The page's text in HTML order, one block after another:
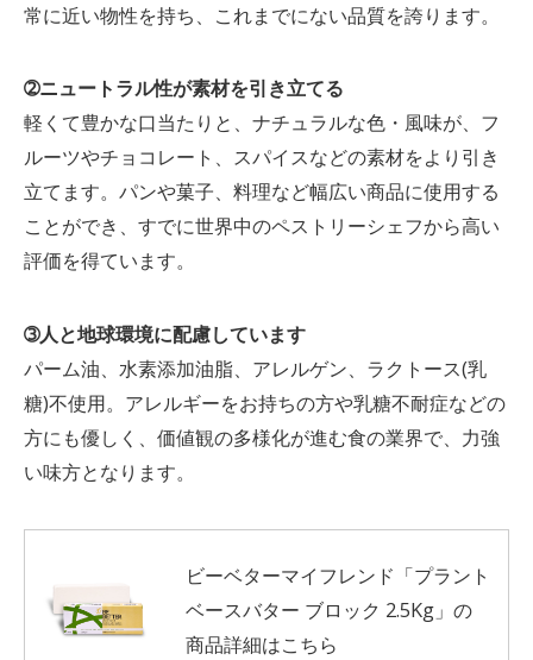
常に近い物性を持ち、これまでにない品質を誇ります。
➁ニュートラル性が素材を引き立てる
軽くて豊かな口当たりと、ナチュラルな色・風味が、フ
ルーツやチョコレート、スパイスなどの素材をより引き
立てます。パンや菓子、料理など幅広い商品に使用する
ことができ、すでに世界中のペストリーシェフから高い
評価を得ています。
➂人と地球環境に配慮しています
パーム油、水素添加油脂、アレルゲン、ラクトース(乳
糖)不使用。アレルギーをお持ちの方や乳糖不耐症などの
方にも優しく、価値観の多様化が進む食の業界で、力強
い味方となります。
ビーベターマイフレンド「プラント
ベースバター ブロック 2.5Kg」の
商品詳細はこちら